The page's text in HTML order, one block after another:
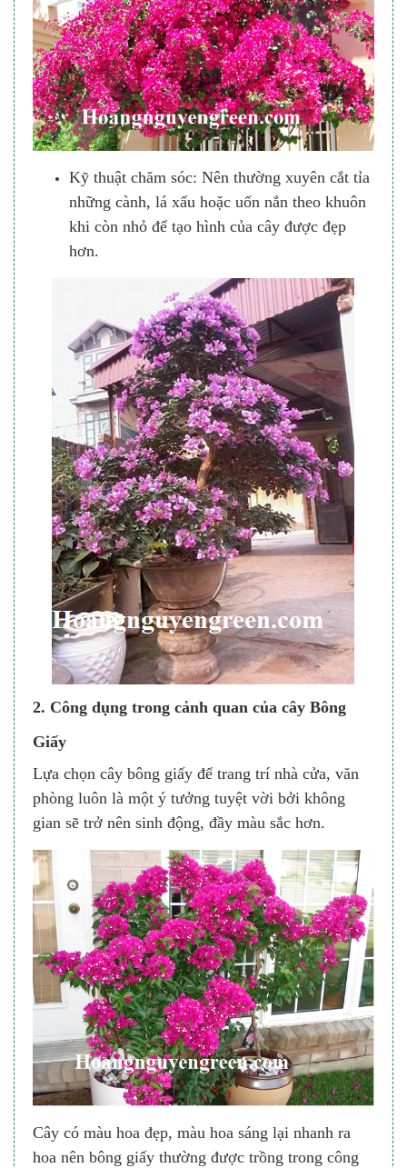
Kỹ thuật chăm sóc: Nên thường xuyên cắt tỉa
những cành, lá xấu hoặc uốn nắn theo khuôn
khi còn nhỏ để tạo hình của cây được đẹp
hơn.
​2. Công dụng trong cảnh quan của cây Bông
Giấy
Lựa chọn cây bông giấy để trang trí nhà cửa, văn
phòng luôn là một ý tưởng tuyệt vời bởi không
gian sẽ trở nên sinh động, đầy màu sắc hơn.
Cây có màu hoa đẹp, màu hoa sáng lại nhanh ra
hoa nên bông giấy thường được trồng trong công